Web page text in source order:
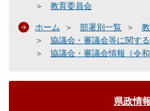
教育委員会
ホーム 部署別一覧
協議会・審議会等に関す
協議会・審議会情報（令和
県政情